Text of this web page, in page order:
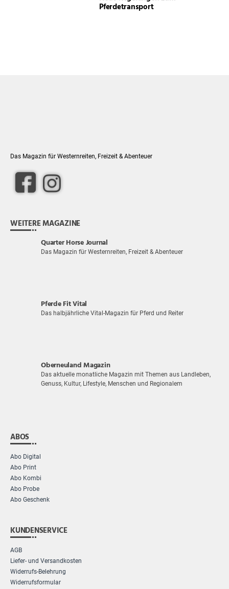
Pferdetransport
Das Magazin für Westernreiten, Freizeit & Abenteuer
WEITERE MAGAZINE
Quarter Horse Journal
Das Magazin für Westernreiten, Freizeit & Abenteuer
Pferde Fit Vital
Das halbjährliche Vital-Magazin für Pferd und Reiter
Oberneuland Magazin
Das aktuelle monatliche Magazin mit Themen aus Landleben,
Genuss, Kultur, Lifestyle, Menschen und Regionalem
ABOS
Abo Digital
Abo Print
Abo Kombi
Abo Probe
Abo Geschenk
KUNDENSERVICE
AGB
Liefer- und Versandkosten
Widerrufs-Belehrung
Widerrufsformular